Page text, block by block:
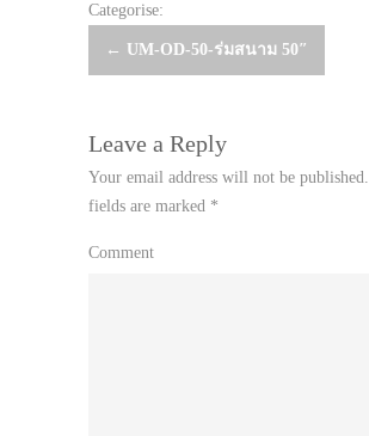
Categorise:
Post
← UM-OD-50-ร่มสนาม 50″
Leave a Reply
Your email address will not be published.
fields are marked *
Comment